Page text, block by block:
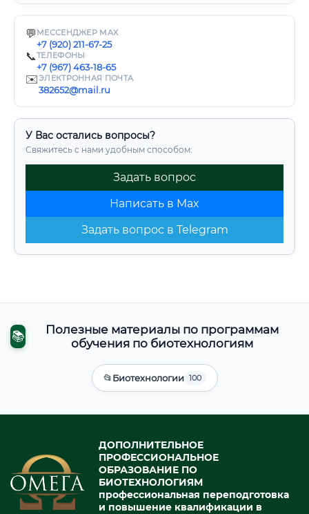
💬 МЕССЕНДЖЕР MAX
+7 (920) 211-67-25
📞ТЕЛЕФОНЫ
+7 (967) 463-18-65
✉️ЭЛЕКТРОННАЯ ПОЧТА
382652@mail.ru
У Вас остались вопросы?
Свяжитесь с нами удобным способом:
Задать вопрос
Написать в Max
Задать вопрос в Telegram
📚
Полезные материалы по программам
обучения по биотехнологиям
📂Биотехнологии 100
ДОПОЛНИТЕЛЬНОЕ
ПРОФЕССИОНАЛЬНОЕ
ОБРАЗОВАНИЕ ПО
БИОТЕХНОЛОГИЯМ
профессиональная переподготовка
и повышение квалификации в